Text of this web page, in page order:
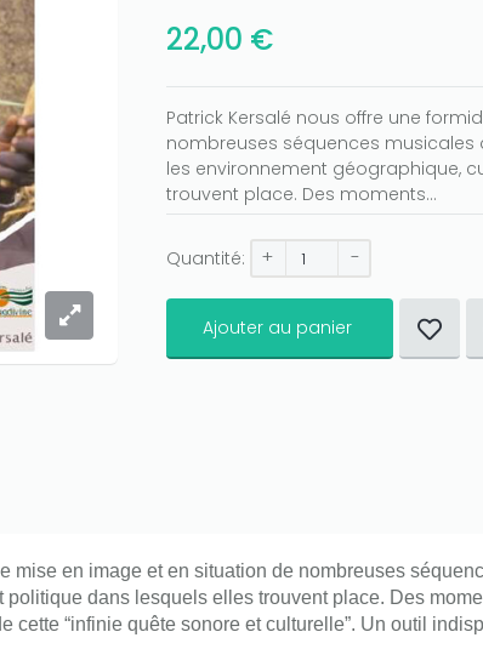
22,00 €
Patrick Kersalé nous offre une
nombreuses séquences musicales
les environnement géographique,
trouvent place. Des moments...
Quantité: + -
Ajouter au panier
mise en image et en situation de nombreuses
dans lesquels elles trouvent place. Des
cette “infinie quête sonore et culturelle”. Un outil